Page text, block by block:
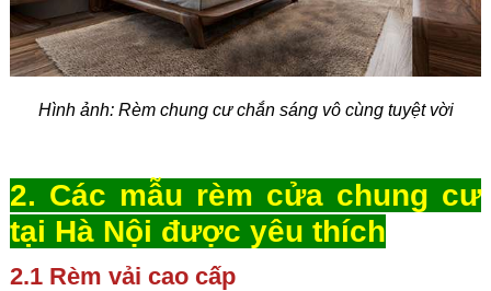
Hình ảnh: Rèm chung cư chắn sáng vô cùng tuyệt vời
2. Các mẫu rèm cửa chung cư
tại Hà Nội được yêu thích
2.1 Rèm vải cao cấp